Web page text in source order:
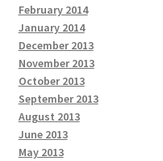
February 2014
January 2014
December 2013
November 2013
October 2013
September 2013
August 2013
June 2013
May 2013